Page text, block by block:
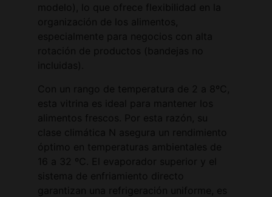
modelo), lo que ofrece flexibilidad en la
organización de los alimentos,
especialmente para negocios con alta
rotación de productos (bandejas no
incluidas).
Con un rango de temperatura de 2 a 8ºC,
esta vitrina es ideal para mantener los
alimentos frescos. Por esta razón, su
clase climática N asegura un rendimiento
óptimo en temperaturas ambientales de
16 a 32 ºC. El evaporador superior y el
sistema de enfriamiento directo
garantizan una refrigeración uniforme, es